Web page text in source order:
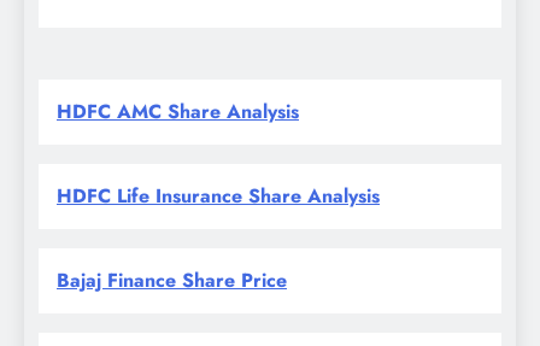
HDFC AMC Share Analysis
HDFC Life Insurance Share Analysis
Bajaj Finance Share Price